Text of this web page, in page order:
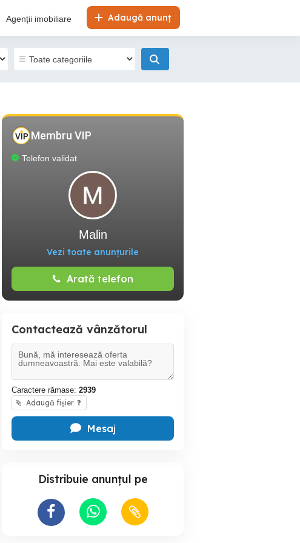
Adaugă anunț
Agenții imobiliare
Membru VIP
Telefon validat
Malin
Vezi toate anunțurile
Arată telefon
Contactează vânzătorul
Caractere rămase: 2939
Adaugă fișier ?
Mesaj
Distribuie anunțul pe